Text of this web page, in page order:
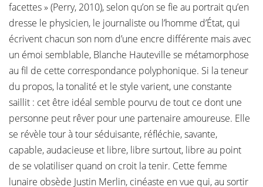
facettes » (Perry, 2010), selon qu’on se fie au portrait qu’en
dresse le physicien, le journaliste ou l’homme d’État, qui
écrivent chacun son nom d’une encre différente mais avec
un émoi semblable, Blanche Hauteville se métamorphose
au fil de cette correspondance polyphonique. Si la teneur
du propos, la tonalité et le style varient, une constante
saillit : cet être idéal semble pourvu de tout ce dont une
personne peut rêver pour une partenaire amoureuse. Elle
se révèle tour à tour séduisante, réfléchie, savante,
capable, audacieuse et libre, libre surtout, libre au point
de se volatiliser quand on croit la tenir. Cette femme
lunaire obsède Justin Merlin, cinéaste en vue qui, au sortir